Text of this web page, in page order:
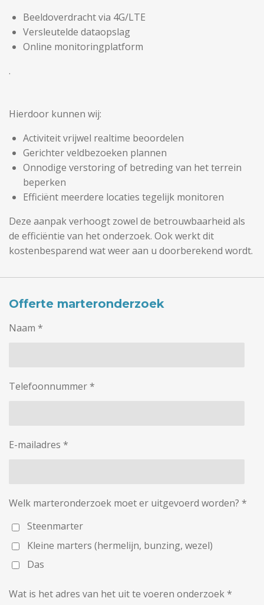
Beeldoverdracht via 4G/LTE
Versleutelde dataopslag
Online monitoringplatform
.
Hierdoor kunnen wij:
Activiteit vrijwel realtime beoordelen
Gerichter veldbezoeken plannen
Onnodige verstoring of betreding van het terrein
beperken
Efficiënt meerdere locaties tegelijk monitoren
Deze aanpak verhoogt zowel de betrouwbaarheid als
de efficiëntie van het onderzoek. Ook werkt dit
kostenbesparend wat weer aan u doorberekend wordt.
Offerte marteronderzoek
Naam *
Telefoonnummer *
E-mailadres *
Welk marteronderzoek moet er uitgevoerd worden? *
Steenmarter
Kleine marters (hermelijn, bunzing, wezel)
Das
Wat is het adres van het uit te voeren onderzoek *